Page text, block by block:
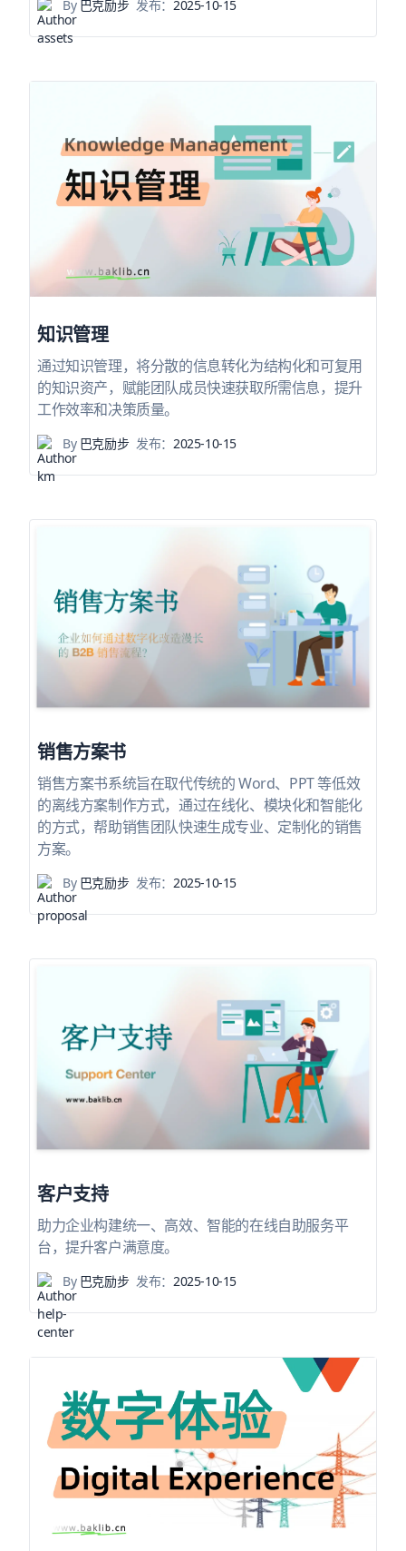
By巴克励步 发布：2025-10-15
知识管理
通过知识管理，将分散的信息转化为结构化和可复用
的知识资产，赋能团队成员快速获取所需信息，提升
工作效率和决策质量。
By巴克励步 发布：2025-10-15
销售方案书
销售方案书系统旨在取代传统的 Word、PPT 等低效
的离线方案制作方式，通过在线化、模块化和智能化
的方式，帮助销售团队快速生成专业、定制化的销售
方案。
By巴克励步 发布：2025-10-15
客户支持
助力企业构建统一、高效、智能的在线自助服务平
台，提升客户满意度。
By巴克励步 发布： 2025-10-15